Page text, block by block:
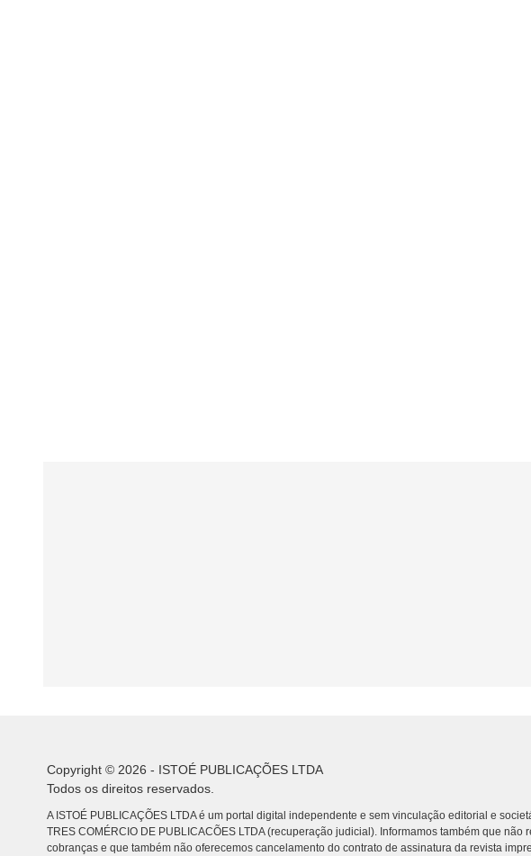
Copyright © 2026 - ISTOÉ PUBLICAÇÕES LTDA
Todos os direitos reservados.
A ISTOÉ PUBLICAÇÕES LTDA é um portal digital independente e sem vinculação editorial e
TRES COMÉRCIO DE PUBLICACÕES LTDA (recuperação judicial). Informamos também que não
cobranças e que também não oferecemos cancelamento do contrato de assinatura da revista